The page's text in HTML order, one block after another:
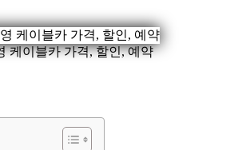
케이블카 가격, 할인, 예약